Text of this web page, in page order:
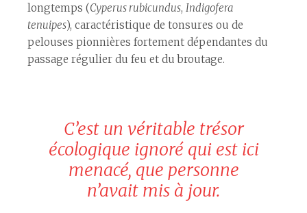
longtemps (Cyperus rubicundus, Indigofera
tenuipes), caractéristique de tonsures ou de
pelouses pionnières fortement dépendantes du
passage régulier du feu et du broutage.
C’est un véritable trésor
écologique ignoré qui est ici
menacé, que personne
n’avait mis à jour.